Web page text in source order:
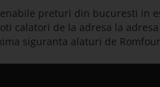
preturi din bucuresti in
calatori de la adresa la
siguranta alaturi de